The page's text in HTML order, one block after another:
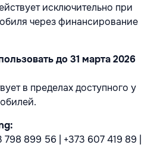
исключительно при
через финансирование
до 31 марта 2026
в пределах доступного у
798 899 56 | +373 607 419 89 |